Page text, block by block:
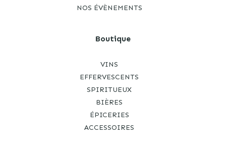
NOS ÉVÈNEMENTS
Boutique
VINS
EFFERVESCENTS
SPIRITUEUX
BIÈRES
ÉPICERIES
ACCESSOIRES